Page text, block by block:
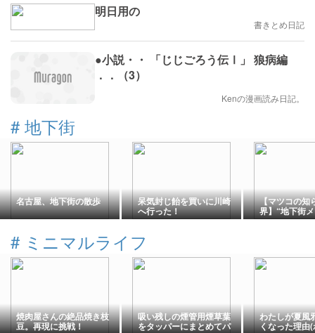
明日用の
書きとめ日記
●小説・・ 「じじごろう伝Ⅰ」 狼病編
．．（3）
Kenの漫画読み日記。
# 地下街
名古屋、地下街の散歩 呆気封じ飴を買いに川崎
へ行った！
【マツコの知
界】“地下街
に 青森で味
# ミニマルライフ
焼肉屋さんの絶品焼き枝
豆。再現に挑戦！
吸い残しの煙管用煙草葉
をタッパーにまとめてパ
わたしが夏風
くなった理由